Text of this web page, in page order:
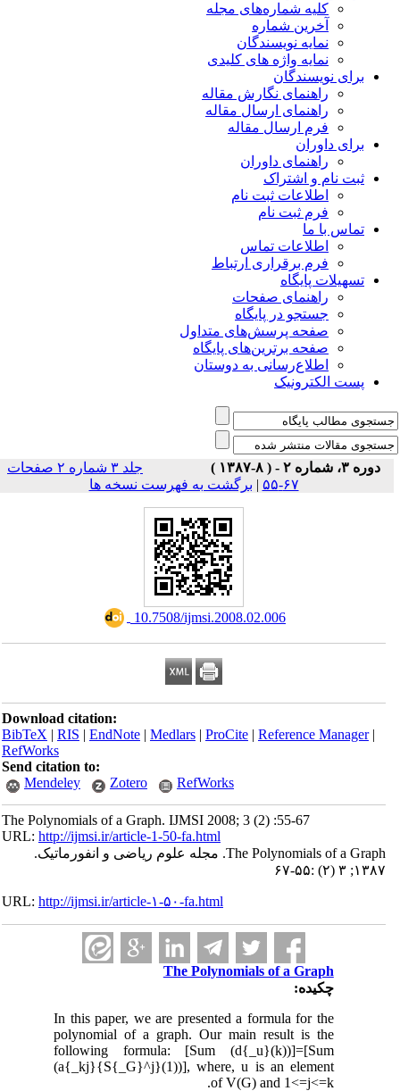
کلیه شماره‌های مجله
آخرین شماره
نمایه نویسندگان
نمایه واژه های کلیدی
برای نویسندگان
راهنمای نگارش مقاله
راهنمای ارسال مقاله
فرم ارسال مقاله
برای داوران
راهنمای داوران
ثبت نام و اشتراک
اطلاعات ثبت نام
فرم ثبت نام
تماس با ما
اطلاعات تماس
فرم برقراری ارتباط
تسهیلات پایگاه
راهنمای صفحات
جستجو در پایگاه
صفحه پرسش‌های متداول
صفحه برترین‌های پایگاه
اطلاع‌رسانی به دوستان
پست الکترونیک
دوره ۳، شماره ۲ - ( ۸-۱۳۸۷ )
جلد ۳ شماره ۲ صفحات
۶۷-۵۵
|برگشت به فهرست نسخه ها
‎ 10.7508/ijmsi.2008.02.006
Download citation:
BibTeX|RIS|EndNote|Medlars|ProCite|Reference Manager
RefWorks
Send citation to:
Mendeley
Zotero RefWorks
The Polynomials of a Graph. IJMSI 2008; 3 (2) :55-67
URL:http://ijmsi.ir/article-1-50-fa.html
The Polynomials of a Graph. مجله علوم ریاضی و انفورماتیک.
۱۳۸۷; ۳ (۲) :۵۵-۶۷
URL:http://ijmsi.ir/article-۱-۵۰-fa.html
The Polynomials of a Graph
چکیده:
In this paper, we are presented a formula for the
polynomial of a graph. Our main result is the
following formula: [Sum (d{_u}(k))]=[Sum
(a{_kj}{S{_G}^j}(1))], where, u is an element
of V(G) and 1<=j<=k.